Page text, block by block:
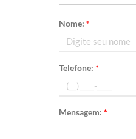
Nome:*
Telefone:*
Mensagem:*